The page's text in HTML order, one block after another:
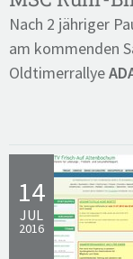
Nach 2 jähriger
am kommenden
Oldtimerrallye
14
JUL
2016